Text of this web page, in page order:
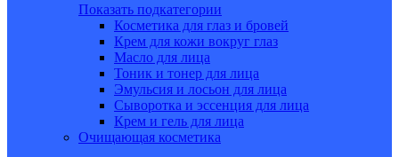
Показать подкатегории
Косметика для глаз и бровей
Крем для кожи вокруг глаз
Масло для лица
Тоник и тонер для лица
Эмульсия и лосьон для лица
Сыворотка и эссенция для лица
Крем и гель для лица
Очищающая косметика